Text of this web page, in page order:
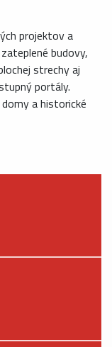
projektov a
budovy,
strechy aj
portály.
a historické